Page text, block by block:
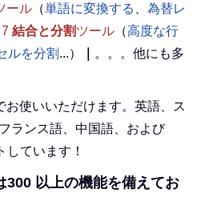
ール （単語に変換する
為替レ
7 結合と分割ツール （高度な行
ルを分割 ...）
。。。他にも多
お使いいただけます。英語、ス
ランス語、中国語、および
ています！
以上の機能を備えてお